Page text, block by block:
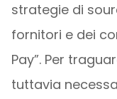
strategie di
fornitori e dei
Pay”. Per
tuttavia